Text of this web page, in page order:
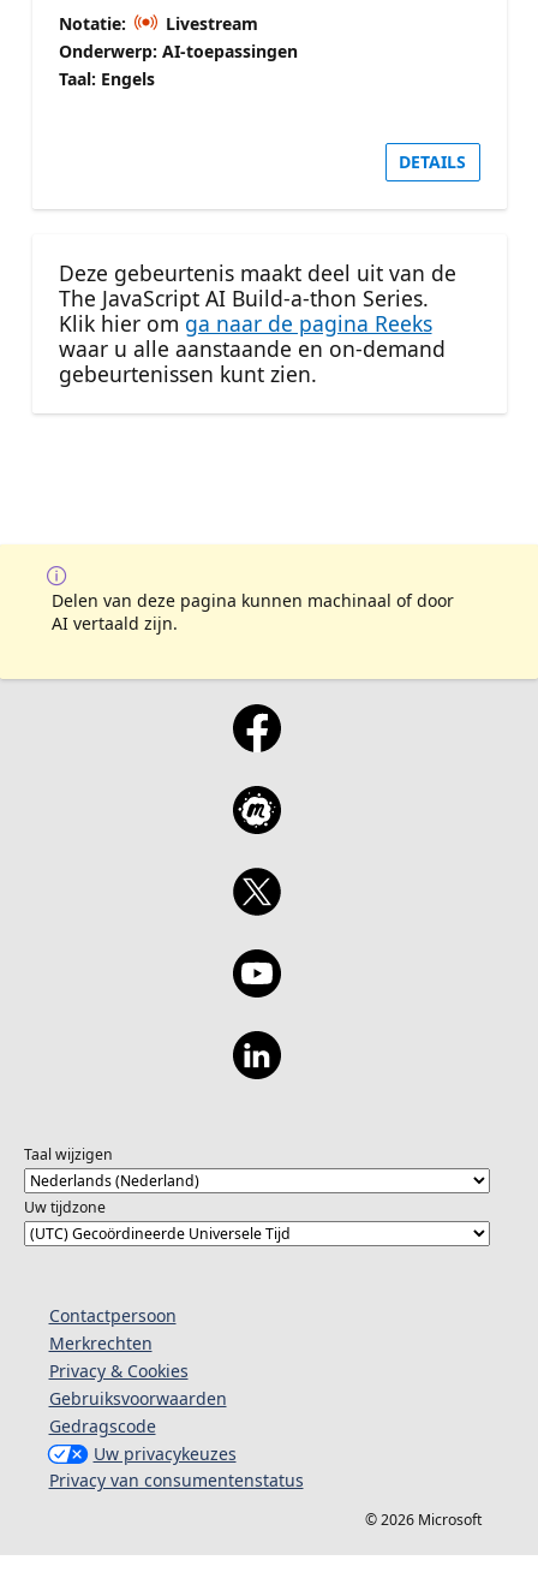
Notatie:
Livestream
Onderwerp: AI-toepassingen
Taal: Engels
DETAILS
Deze gebeurtenis maakt deel uit van de
The JavaScript AI Build-a-thon Series.
Klik hier om ga naar de pagina Reeks
waar u alle aanstaande en on-demand
gebeurtenissen kunt zien.
Delen van deze pagina kunnen machinaal of door
AI vertaald zijn.
Taal wijzigen
Uw tijdzone
Contactpersoon
Merkrechten
Privacy & Cookies
Gebruiksvoorwaarden
Gedragscode
Uw privacykeuzes
Privacy van consumentenstatus
© 2026 Microsoft